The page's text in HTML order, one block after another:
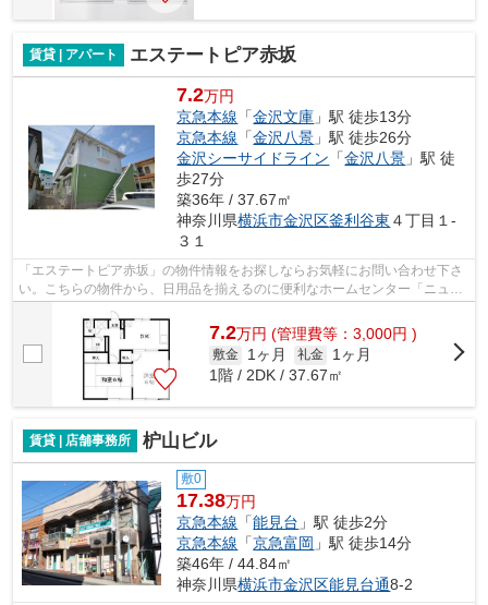
賃貸 | アパート エステートピア赤坂
7.2万円
京急本線 「金沢文庫 」駅 徒歩13分
京急本線 「金沢八景 」駅 徒歩26分
金沢シーサイドライン 「金沢八景 」駅 徒
歩27分
築36年 / 37.67㎡
神奈川県横浜市金沢区釜利谷東 ４丁目１-
３１
「エステートピア赤坂」の物件情報をお探しならお気軽にお問い合わせ下さ
い。こちらの物件から、日用品を揃えるのに便利なホームセンター「ニュー
トンカチ」まで237mです。2駅利用でき...
7.2万円 (管理費等：3,000円 )
敷金 1ヶ月 礼金
1ヶ月
1階 / 2DK / 37.67㎡
賃貸 | 店舗事務所 枦山ビル
敷0
17.38万円
京急本線 「能見台 」駅 徒歩2分
京急本線 「京急富岡 」駅 徒歩14分
築46年 / 44.84㎡
神奈川県横浜市金沢区能見台通8-2